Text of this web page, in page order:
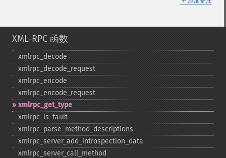
XML-RPC 函数
xmlrpc_​decode
xmlrpc_​decode_​request
xmlrpc_​encode
xmlrpc_​encode_​request
xmlrpc_​get_​type
xmlrpc_​is_​fault
xmlrpc_​parse_​method_​descriptions
xmlrpc_​server_​add_​introspection_​data
xmlrpc_​server_​call_​method